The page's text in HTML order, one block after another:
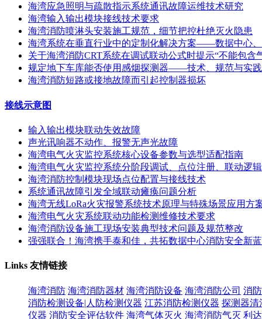
海湾应急照明与疏散指示系统通讯故障运维技术研究
海湾输入输出模块接线技术要求
海湾消防喷淋头安装施工规范，细节把控杜绝灭火隐患
海湾系统在垂直行业中的定制化解决方案——数据中心
关于海湾消防CRT系统在调试联动公式时提示“不能包含
规定地下车库能否使用感烟探测器——技术、规范与实
海湾消防短路或接地故障而引起控制器损坏
接线示意图
输入输出模块联动失效故障
声光讯响器不动作、报警无声光故障
海湾电气火灾监控系统核心设备参数与选型适配指南
海湾电气火灾监控系统分阶段调试、点位注册、联动逻
海湾消防控制模块现场点位配置与接线技术
系统通讯故障引发全域联动瘫痪问题分析
海湾无线LoRa火灾报警系统技术原理与特殊场景应用方
海湾电气火灾系统联动功能检测维修技术要求
海湾消防设备施工现场安装典型技术问题及规范整改
强强联合！海湾携手泰和佳，共拓数据中心消防安全新
Links 友情链接
海湾消防 海湾消防器材 海湾消防设备 海湾消防公司 消
消防检测设备|人防检测仪器 江苏消防检测仪器 探测器清
仪器 消防安全评估软件 海湾气体灭火 海湾消防气灭 利